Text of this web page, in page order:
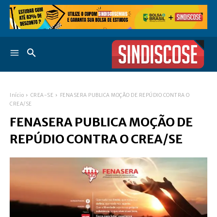
Início CREA-SE
FENASERA PUBLICA MOÇÃO DE REPÚDIO CONTRA O
CREA/SE
FENASERA PUBLICA MOÇÃO DE
REPÚDIO CONTRA O CREA/SE